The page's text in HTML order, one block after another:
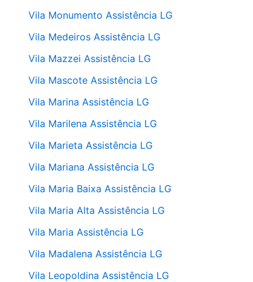
Vila Monumento Assistência LG
Vila Medeiros Assistência LG
Vila Mazzei Assistência LG
Vila Mascote Assistência LG
Vila Marina Assistência LG
Vila Marilena Assistência LG
Vila Marieta Assistência LG
Vila Mariana Assistência LG
Vila Maria Baixa Assistência LG
Vila Maria Alta Assistência LG
Vila Maria Assistência LG
Vila Madalena Assistência LG
Vila Leopoldina Assistência LG